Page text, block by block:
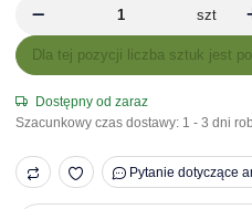
szt
xDla tej pozycji liczba sztuk jest
Dostępny od zaraz
Szacunkowy czas dostawy: 1 - 3 dni
Pytanie dotyczące